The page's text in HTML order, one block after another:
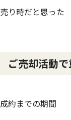
売り時だと思った
ご売却活動
成約までの期間